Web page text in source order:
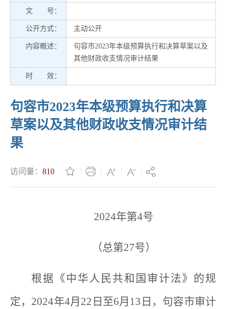
文 号：
公开方式： 主动公开
内容概述：
句容市2023年本级预算执行和决算草案以及
其他财政收支情况审计结果
时 效：
句容市2023年本级预算执行和决算
草案以及其他财政收支情况审计结
果
访问量： 810
2024年第4号
（总第27号）
根据《中华人民共和国审计法》的规
定，2024年4月22日至6月13日，句容市审计